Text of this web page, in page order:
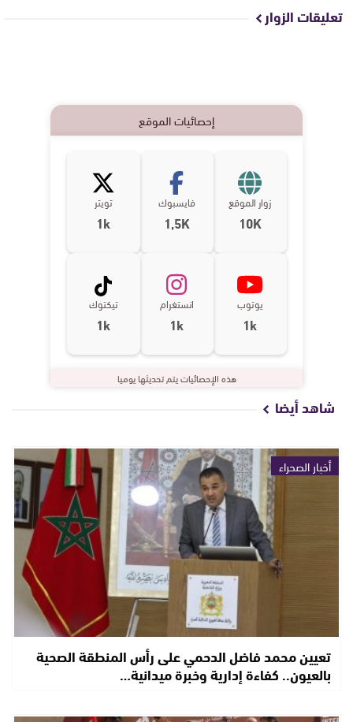
تعليقات الزوار
إحصائيات الموقع
زوار الموقع
10K
فايسبوك
1,5K
تويتر
1k
يوتوب
1k
انستغرام
1k
تيكتوك
1k
هذه الإحصائيات يتم تحديثها يوميا
شاهد أيضا
أخبار الصحراء
تعيين محمد فاضل الدحمي على رأس المنطقة الصحية
بالعيون.. كفاءة إدارية وخبرة ميدانية…